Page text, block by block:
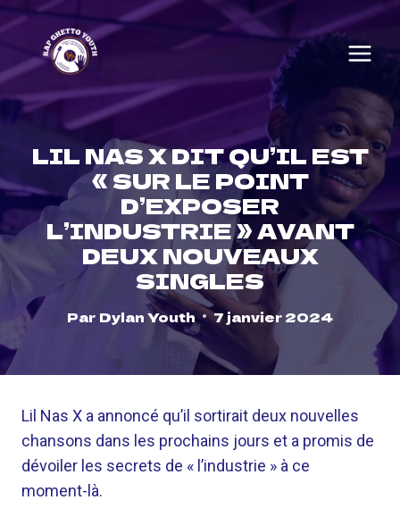
Skip
to
content
LIL NAS X DIT QU’IL EST
« SUR LE POINT
D’EXPOSER
L’INDUSTRIE » AVANT
DEUX NOUVEAUX
SINGLES
Par Dylan Youth 7 janvier 2024
Lil Nas X a annoncé qu’il sortirait deux nouvelles
chansons dans les prochains jours et a promis de
dévoiler les secrets de « l’industrie » à ce
moment-là.